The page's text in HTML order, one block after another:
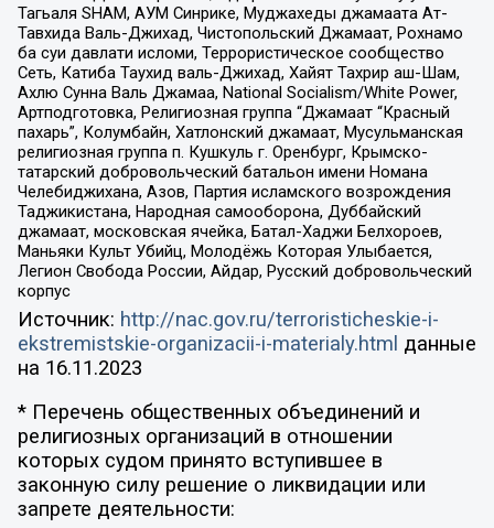
Тагьаля SHAM, АУМ Синрике, Муджахеды джамаата Ат-
Тавхида Валь-Джихад, Чистопольский Джамаат, Рохнамо
ба суи давлати исломи, Террористическое сообщество
Сеть, Катиба Таухид валь-Джихад, Хайят Тахрир аш-Шам,
Ахлю Сунна Валь Джамаа, National Socialism/White Power,
Артподготовка, Религиозная группа “Джамаат “Красный
пахарь”, Колумбайн, Хатлонский джамаат, Мусульманская
религиозная группа п. Кушкуль г. Оренбург, Крымско-
татарский добровольческий батальон имени Номана
Челебиджихана, Азов, Партия исламского возрождения
Таджикистана, Народная самооборона, Дуббайский
джамаат, московская ячейка, Батал-Хаджи Белхороев,
Маньяки Культ Убийц, Молодёжь Которая Улыбается,
Легион Свобода России, Айдар, Русский добровольческий
корпус
Источник: http://nac.gov.ru/terroristicheskie-i-
ekstremistskie-organizacii-i-materialy.html данные
на 16.11.2023
* Перечень общественных объединений и
религиозных организаций в отношении
которых судом принято вступившее в
законную силу решение о ликвидации или
запрете деятельности: